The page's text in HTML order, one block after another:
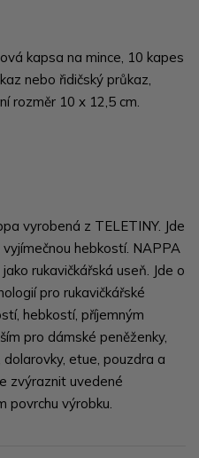
kapsa na mince, 10 kapes
nebo řidičský průkaz,
rozměr 10 x 12,5 cm.
vyrobená z TELETINY. Jde
hebkostí. NAPPA
rukavičkářská useň. Jde o
pro rukavičkářské
hebkostí, příjemným
pro dámské peněženky,
etue, pouzdra a
zvýraznit uvedené
povrchu výrobku.